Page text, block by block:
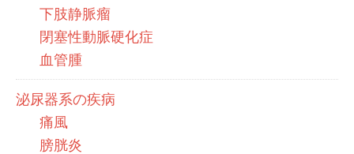
下肢静脈瘤
閉塞性動脈硬化症
血管腫
泌尿器系の疾病
痛風
膀胱炎